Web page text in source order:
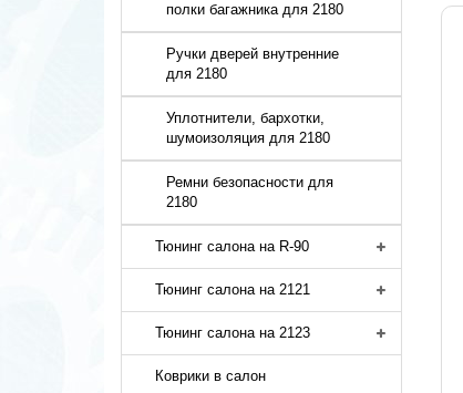
полки багажника для 2180
Ручки дверей внутренние
для 2180
Уплотнители, бархотки,
шумоизоляция для 2180
Ремни безопасности для
2180
Тюнинг салона на R-90
Тюнинг салона на 2121
Тюнинг салона на 2123
Коврики в салон